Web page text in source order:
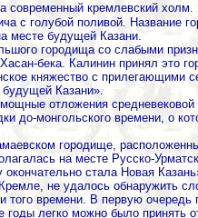
современный кремлевский холм.
с голубой поливой.
месте будущей Казани.
городища со слабыми
бека. Калинин принял это
княжество с прилегающими
Казани».
отложения средневековой
до-монгольского времени, о
городище,
на месте Русско-
стала Новая
не удалось обнаружить
того времени. В первую очередь
легко можно было принять